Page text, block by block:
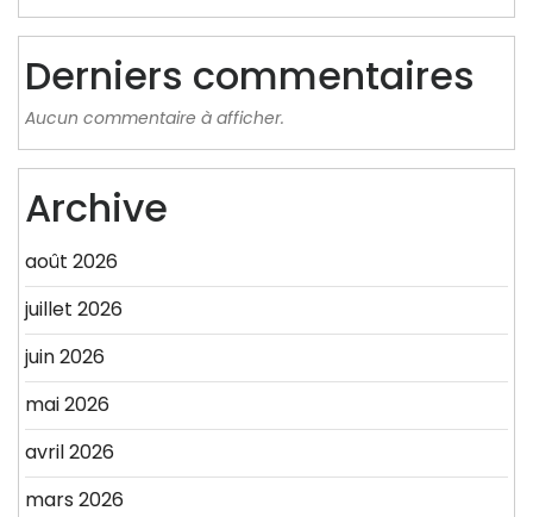
Derniers commentaires
Aucun commentaire à afficher.
Archive
août 2026
juillet 2026
juin 2026
mai 2026
avril 2026
mars 2026